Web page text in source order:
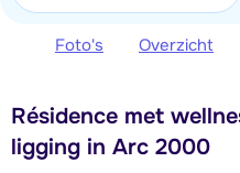
Foto's Overzicht
Résidence met
ligging in Arc 2000